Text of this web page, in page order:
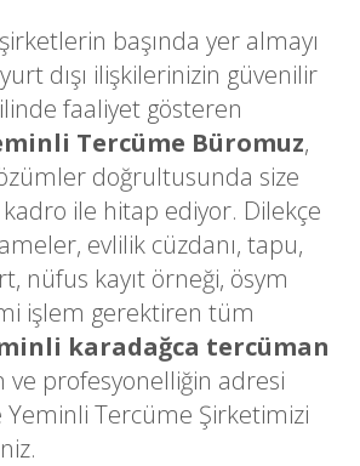
başında yer almayı
dışı ilişkilerinizin güvenilir
faaliyet gösteren
Tercüme Büromuz,
doğrultusunda size
ile hitap ediyor. Dilekçe
evlilik cüzdanı, tapu,
nüfus kayıt örneği, ösym
işlem gerektiren tüm
karadağca tercüman
ve profesyonelliğin adresi
Yeminli Tercüme Şirketimizi